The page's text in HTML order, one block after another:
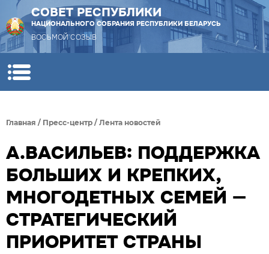
СОВЕТ РЕСПУБЛИКИ
НАЦИОНАЛЬНОГО СОБРАНИЯ РЕСПУБЛИКИ БЕЛАРУСЬ
ВОСЬМОЙ СОЗЫВ
Главная / Пресс-центр / Лента новостей
А.ВАСИЛЬЕВ: ПОДДЕРЖКА
БОЛЬШИХ И КРЕПКИХ,
МНОГОДЕТНЫХ СЕМЕЙ —
СТРАТЕГИЧЕСКИЙ
ПРИОРИТЕТ СТРАНЫ